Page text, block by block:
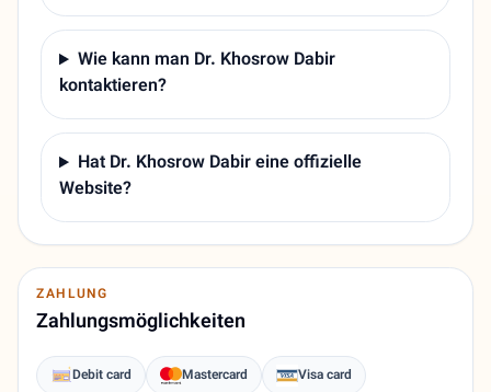
Wie kann man Dr. Khosrow Dabir
kontaktieren?
Hat Dr. Khosrow Dabir eine offizielle
Website?
ZAHLUNG
Zahlungsmöglichkeiten
Debit card Mastercard
Visa card